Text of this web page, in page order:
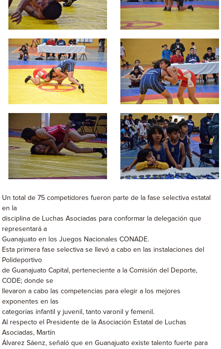
Un total de 75 competidores fueron parte de la fase selectiva estatal
en la
disciplina de Luchas Asociadas para conformar la delegación que
representará a
Guanajuato en los Juegos Nacionales CONADE.
Esta primera fase selectiva se llevó a cabo en las instalaciones del
Polideportivo
de Guanajuato Capital, perteneciente a la Comisión del Deporte,
CODE; donde se
llevaron a cabo las competencias para elegir a los mejores
exponentes en las
categorías infantil y juvenil, tanto varonil y femenil.
Al respecto el Presidente de la Asociación Estatal de Luchas
Asociadas, Martín
Álvarez Sáenz, señaló que en Guanajuato existe talento fuerte para